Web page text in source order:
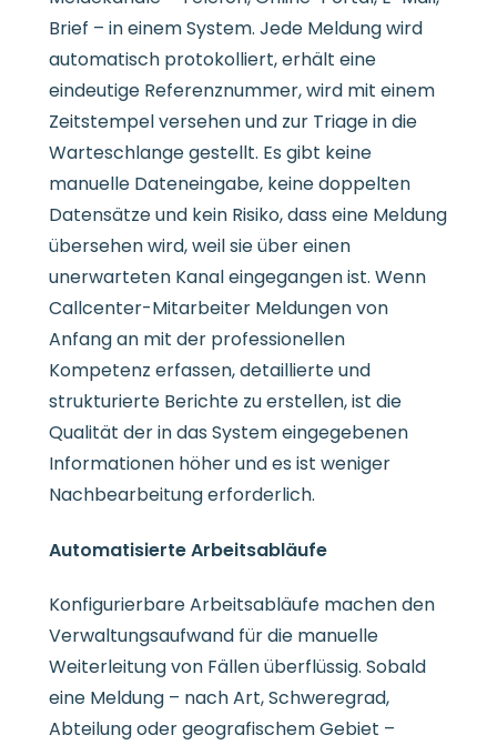
Brief – in einem System. Jede Meldung wird
automatisch protokolliert, erhält eine
eindeutige Referenznummer, wird mit einem
Zeitstempel versehen und zur Triage in die
Warteschlange gestellt. Es gibt keine
manuelle Dateneingabe, keine doppelten
Datensätze und kein Risiko, dass eine Meldung
übersehen wird, weil sie über einen
unerwarteten Kanal eingegangen ist. Wenn
Callcenter-Mitarbeiter Meldungen von
Anfang an mit der professionellen
Kompetenz erfassen, detaillierte und
strukturierte Berichte zu erstellen, ist die
Qualität der in das System eingegebenen
Informationen höher und es ist weniger
Nachbearbeitung erforderlich.
Automatisierte Arbeitsabläufe
Konfigurierbare Arbeitsabläufe machen den
Verwaltungsaufwand für die manuelle
Weiterleitung von Fällen überflüssig. Sobald
eine Meldung – nach Art, Schweregrad,
Abteilung oder geografischem Gebiet –